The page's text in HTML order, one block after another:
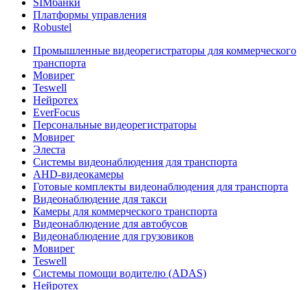
SIMбанки
Платформы управления
Robustel
Промышленные видеорегистраторы для коммерческого
транспорта
Мовирег
Teswell
Нейротех
EverFocus
Персональные видеорегистраторы
Мовирег
Элеста
Системы видеонаблюдения для транспорта
AHD-видеокамеры
Готовые комплекты видеонаблюдения для транспорта
Видеонаблюдение для такси
Камеры для коммерческого транспорта
Видеонаблюдение для автобусов
Видеонаблюдение для грузовиков
Мовирег
Teswell
Системы помощи водителю (ADAS)
Нейротех